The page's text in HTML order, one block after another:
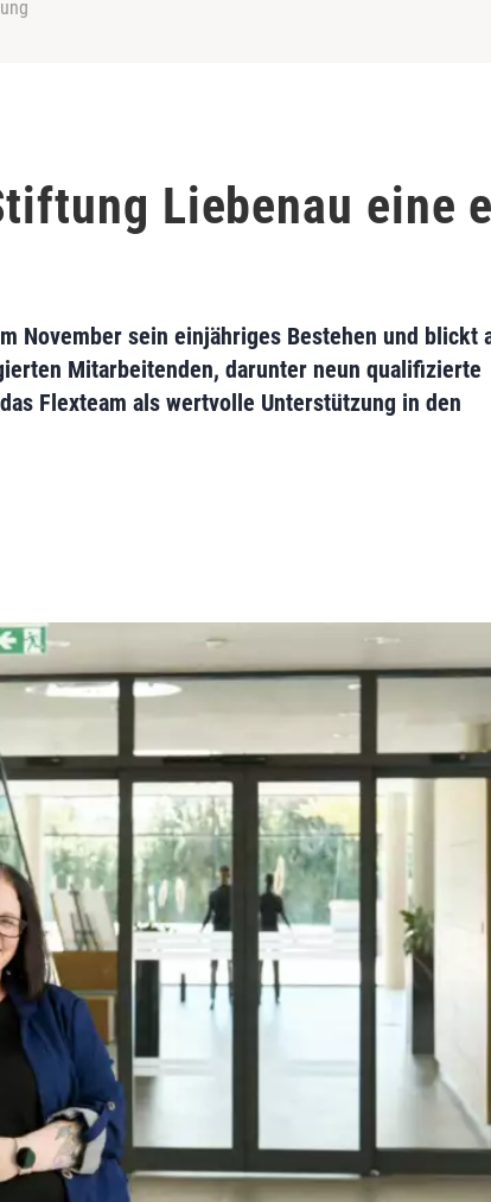
Liebenau eine
November sein einjähriges Bestehen und blickt
Mitarbeitenden, darunter neun qualifizierte
Flexteam als wertvolle Unterstützung in den